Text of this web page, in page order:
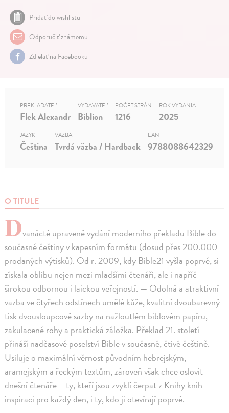
Pridať do wishlistu
Odporučiť známemu
Zdielať na Facebooku
O TITULE
Dvanácté upravené vydání moderního překladu Bible do
současné češtiny v kapesním formátu (dosud přes 200.000
prodaných výtisků). Od r. 2009, kdy Bible21 vyšla poprvé, si
získala oblibu nejen mezi mladšími čtenáři, ale i napříč
širokou odbornou i laickou veřejností. — Odolná a atraktivní
vazba ve čtyřech odstínech umělé kůže, kvalitní dvoubarevný
tisk dvousloupcové sazby na nažloutlém biblovém papíru,
zakulacené rohy a praktická záložka. Překlad 21. století
přináší nadčasové poselství Bible v současné, čtivé češtině.
Usiluje o maximální věrnost původním hebrejským,
aramejským a řeckým textům, zároveň však chce oslovit
dnešní čtenáře – ty, kteří jsou zvyklí čerpat z Knihy knih
inspiraci pro každý den, i ty, kdo ji otevírají poprvé.
PREKLADATEĽ
Flek Alexandr
VYDAVATEĽ
Biblion
POČET STRÁN
1216
ROK VYDANIA
2025
JAZYK
Čeština
VÄZBA
Tvrdá väzba / Hardback
EAN
9788088642329